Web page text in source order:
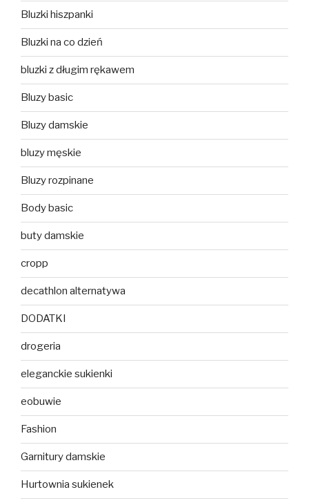
Bluzki hiszpanki
Bluzki na co dzień
bluzki z długim rękawem
Bluzy basic
Bluzy damskie
bluzy męskie
Bluzy rozpinane
Body basic
buty damskie
cropp
decathlon alternatywa
DODATKI
drogeria
eleganckie sukienki
eobuwie
Fashion
Garnitury damskie
Hurtownia sukienek